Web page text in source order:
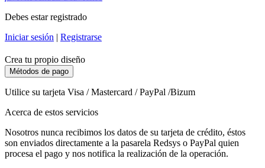
Debes estar registrado
Iniciar sesión | Registrarse
Crea tu propio diseño
Métodos de pago
Utilice su tarjeta Visa / Mastercard / PayPal /Bizum
Acerca de estos servicios
Nosotros nunca recibimos los datos de su tarjeta de crédito, éstos
son enviados directamente a la pasarela Redsys o PayPal quien
procesa el pago y nos notifica la realización de la operación.